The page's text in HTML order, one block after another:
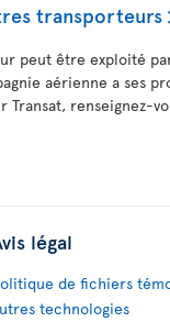
transporteurs
peut être exploité
aérienne a ses
Transat, renseignez-
légal
de fichiers
technologies